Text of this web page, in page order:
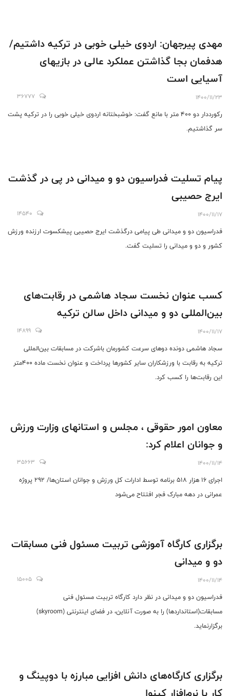
مهدی پیرجهان: اردوی خیلی خوبی در ترکیه داشتیم/
هدفمان بجا گذاشتن عملکرد عالی در بازیهای
آسیایی است
1400/11/23
36777
رکورددار دو ۴۰۰ متر با مانع گفت: خوشبختانه اردوی خیلی خوبی را در ترکیه پشت
سر گذاشتیم.
️پیام تسلیت فدراسیون دو و میدانی در پی در گذشت
ایرج حصیبی
1400/11/17
14540
فدراسیون دو و میدانی طی پیامی درگذشت ایرج حصیبی پیشکسوت ارزنده ورزش
کشور و دو و میدانی را تسلیت گفت.
کسب عنوان نخست سجاد هاشمی در رقابت‌های
بین‌المللی دو و میدانی داخل سالن ترکیه
1400/11/17
14899
سجاد هاشمی دونده دوهای سرعت کشورمان باشرکت در مسابقات بین‌المللی
ترکیه به رقابت با ورزشکاران سایر کشورها پرداخت و عنوان نخست ماده ۴۰۰متر
این رقابت‌ها را کسب کرد.
معاون امور حقوقی ، مجلس و استانهای وزارت ورزش
و جوانان اعلام کرد:
1400/11/14
35663
اجرای ۱۶ هزار ۵۱۸ برنامه توسط ادارات کل ورزش و جوانان استان‌ها/ ۲۹۲ پروژه
عمرانی در دهه مبارک فجر افتتاح می‌شود
برگزاری کارگاه آموزشی تربیت مسئول فنی مسابقات
دو و میدانی
1400/11/14
15005
فدراسیون دو و میدانی در نظر دارد کارگاه تربیت مسئول فنی
مسابقات(استانداردها) را به صورت آنلاین، در فضای اینترنتی (skyroom)
برگزارنماید.
برگزاری کارگاه‌های دانش افزایی مبارزه با دوپینگ و